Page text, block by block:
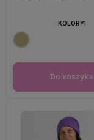
Do koszyka
KOLORY: